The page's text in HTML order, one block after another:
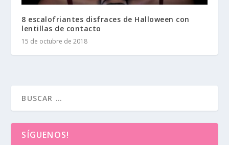
8 escalofriantes disfraces de Halloween con
lentillas de contacto
15 de octubre de 2018
SÍGUENOS!